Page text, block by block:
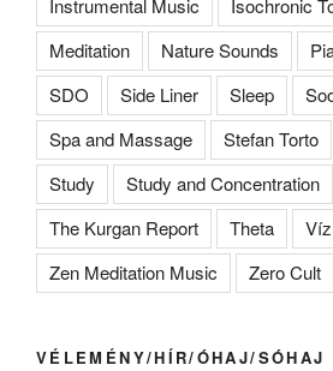
Instrumental Music Isochronic
Meditation
Nature Sounds
SDO
Side Liner Sleep
Spa and Massage
Stefan Torto
Study
Study and Concentration
The Kurgan Report
Theta Víz
Zen Meditation Music
Zero Cult
VÉLEMÉNY/HÍR/ÓHAJ/SÓHAJ